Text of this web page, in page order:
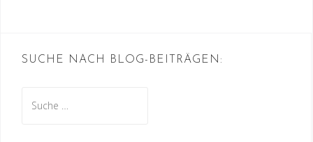
SUCHE NACH BLOG-BEITRÄGEN:
nach: